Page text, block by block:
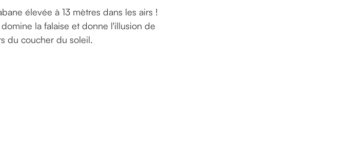
élevée à 13 mètres dans les airs !
la falaise et donne l'illusion de
du coucher du soleil.